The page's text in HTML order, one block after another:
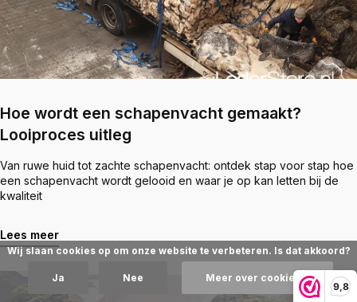
9,8
Hoe wordt een schapenvacht gemaakt?
Looiproces uitleg
Van ruwe huid tot zachte schapenvacht: ontdek stap voor stap hoe
een schapenvacht wordt gelooid en waar je op kan letten bij de
kwaliteit
Lees meer
Wij slaan cookies op om onze website te verbeteren. Is dat akkoord?
Ja Nee Meer over cookies »